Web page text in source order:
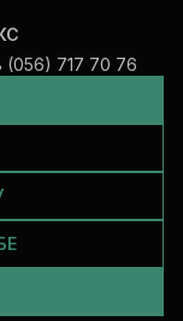
(056) 717 70 76